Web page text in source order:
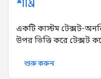
শীঘ্র
একটি কাস্টম টেক্সট-
উপর ভিত্তি করে টেক্সট
শুরু করুন